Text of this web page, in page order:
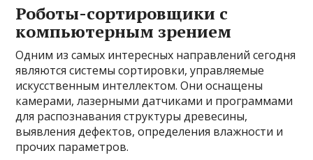
Роботы-сортировщики с
компьютерным зрением
Одним из самых интересных направлений сегодня
являются системы сортировки, управляемые
искусственным интеллектом. Они оснащены
камерами, лазерными датчиками и программами
для распознавания структуры древесины,
выявления дефектов, определения влажности и
прочих параметров.